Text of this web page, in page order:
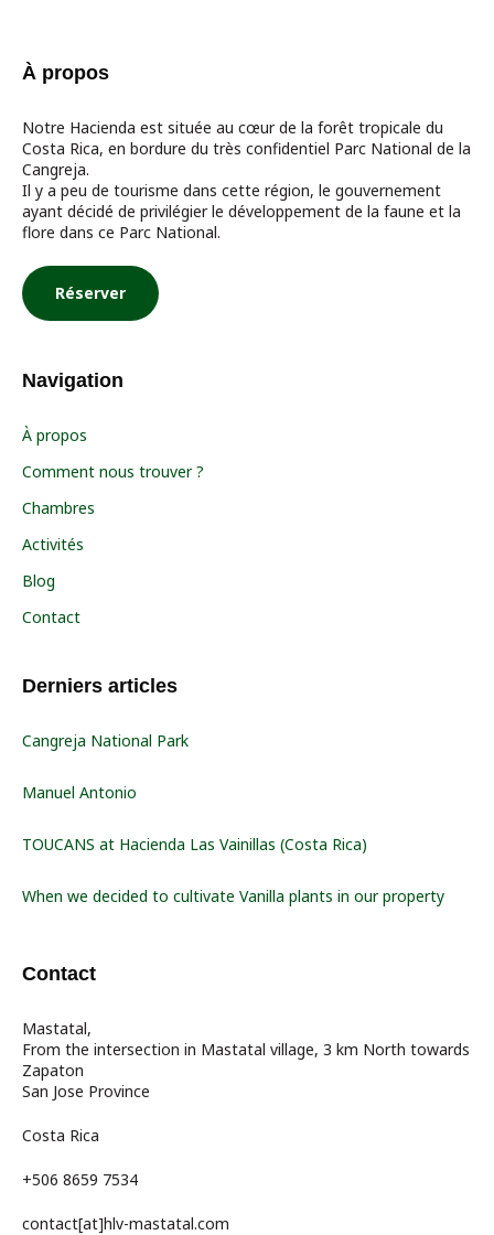
À propos
Notre Hacienda est située au cœur de la forêt tropicale du
Costa Rica, en bordure du très confidentiel Parc National de la
Cangreja.
Il y a peu de tourisme dans cette région, le gouvernement
ayant décidé de privilégier le développement de la faune et la
flore dans ce Parc National.
Réserver
Navigation
À propos
Comment nous trouver ?
Chambres
Activités
Blog
Contact
Derniers articles
Cangreja National Park
Manuel Antonio
TOUCANS at Hacienda Las Vainillas (Costa Rica)
When we decided to cultivate Vanilla plants in our property
Contact
Mastatal,
From the intersection in Mastatal village, 3 km North towards
Zapaton
San Jose Province
Costa Rica
+506 8659 7534
contact[at]hlv-mastatal.com